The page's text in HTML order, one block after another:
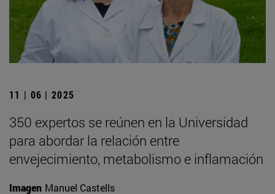
11 | 06 | 2025
350 expertos se reúnen en la Universidad
para abordar la relación entre
envejecimiento, metabolismo e inflamación
Imagen Manuel Castells